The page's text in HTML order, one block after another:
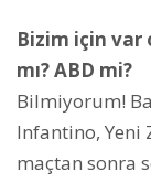
Bizim için var
mı? ABD mi?
Bilmiyorum!
Infantino, Yeni
maçtan sonra